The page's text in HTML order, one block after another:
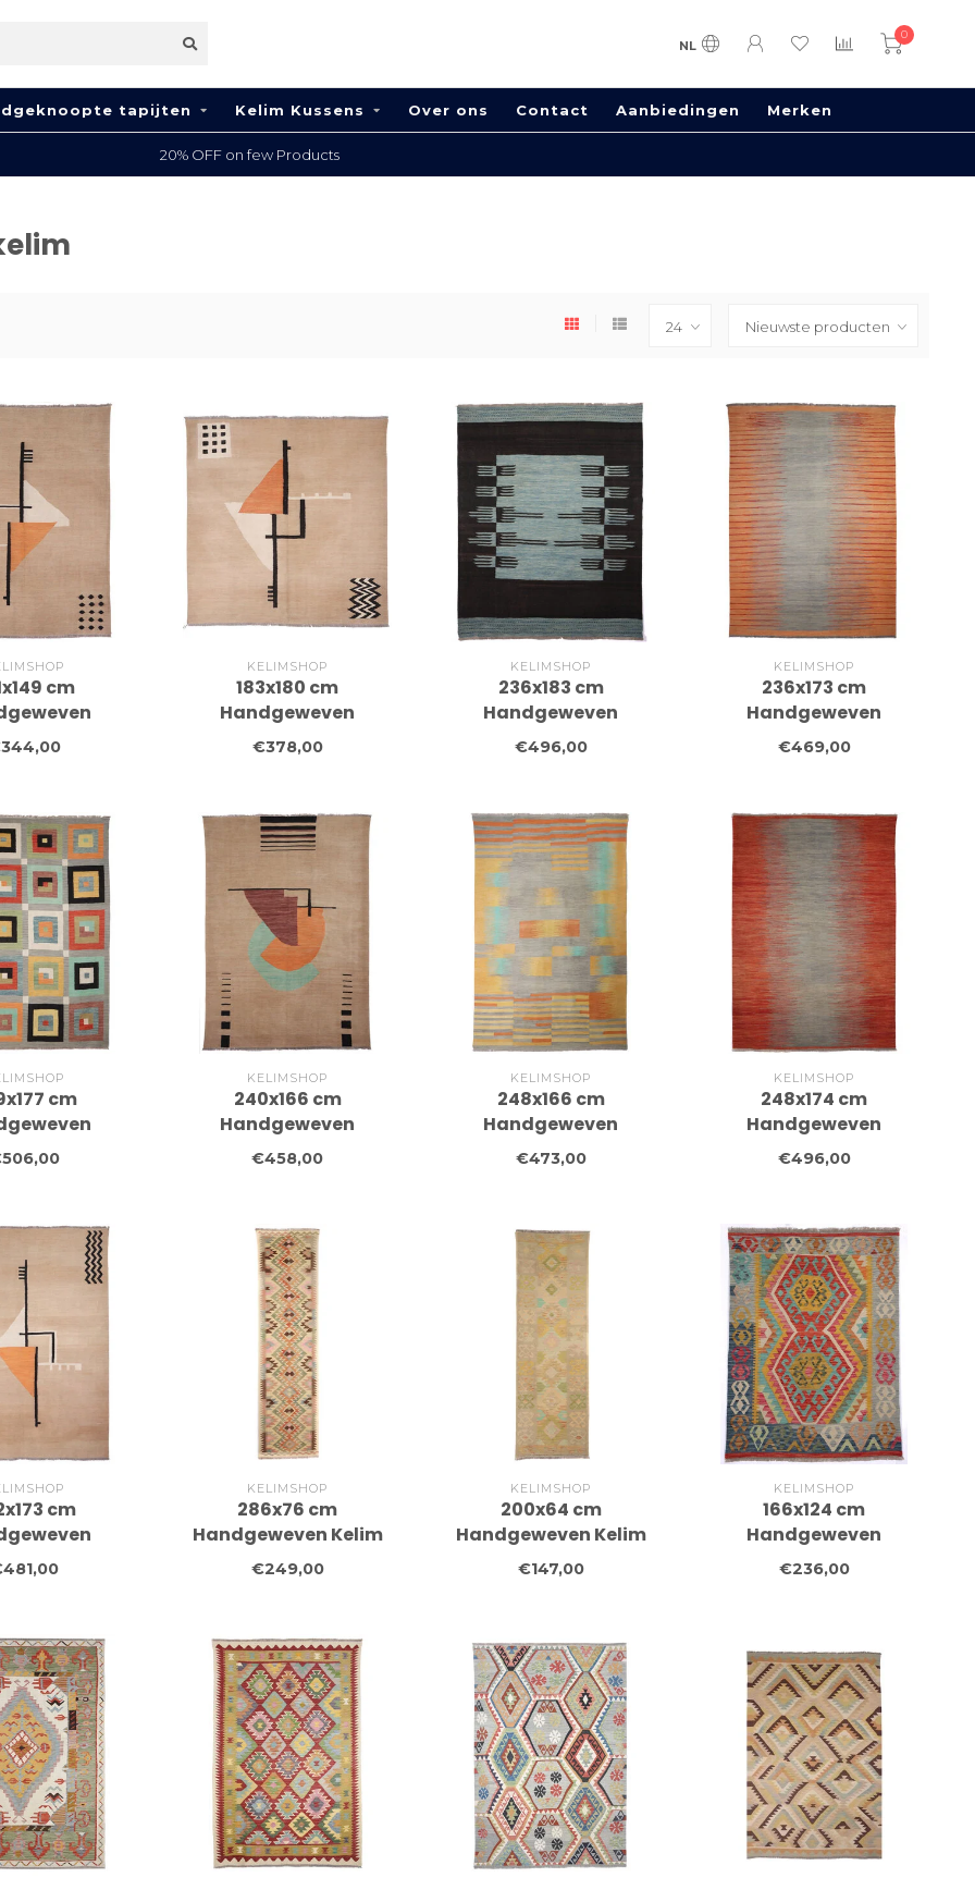
NL
0
tapijten Kelim Kussens Over ons Contact Aanbiedingen Merken
100% Wool
cm
Wollen Kelim
Tapijt
KELIMSHOP
183x180 cm
Handgeweven
Moderne Wollen Kelim
Tapijt
€378,00
KELIMSHOP
236x183 cm
Handgeweven
Moderne Wollen Kelim
Tapijt
€496,00
KELIMSHOP
236x173 cm
Handgeweven
Moderne Wollen Kelim
Tapijt
€469,00
cm
Wollen Kelim
Tapijt
KELIMSHOP
240x166 cm
Handgeweven
Moderne Wollen Kelim
Tapijt
€458,00
KELIMSHOP
248x166 cm
Handgeweven
Moderne Wollen Kelim
Tapijt
€473,00
KELIMSHOP
248x174 cm
Handgeweven
Moderne Wollen Kelim
Tapijt
€496,00
cm
Wollen Kelim
Tapijt
KELIMSHOP
286x76 cm
Handgeweven Kelim
Loper Wol Vloerkleed
Tapijt
€249,00
KELIMSHOP
200x64 cm
Handgeweven Kelim
Loper Wol Vloerkleed
Tapijt
€147,00
KELIMSHOP
166x124 cm
Handgeweven
Traditionele Kelim
Vloerkleed Wol Tapijt
€236,00